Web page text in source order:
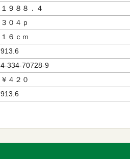
１９８８．４
３０４ｐ
１６ｃｍ
913.6
4-334-70728-9
￥４２０
913.6